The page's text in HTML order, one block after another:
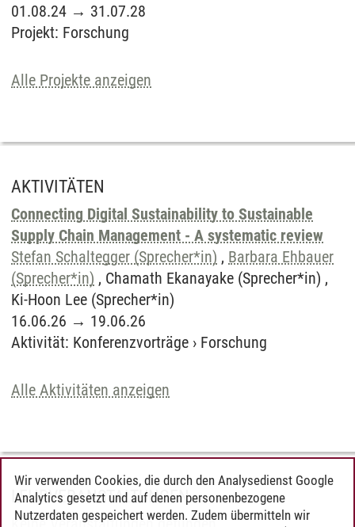
01.08.24 → 31.07.28
Projekt: Forschung
Alle Projekte anzeigen
AKTIVITÄTEN
Connecting Digital Sustainability to Sustainable
Supply Chain Management - A systematic review
Stefan Schaltegger (Sprecher*in) , Barbara Ehbauer
(Sprecher*in) , Chamath Ekanayake (Sprecher*in) ,
Ki-Hoon Lee (Sprecher*in)
16.06.26 → 19.06.26
Aktivität: Konferenzvorträge › Forschung
Alle Aktivitäten anzeigen
LEHRVERANSTALTUNGEN
Wir verwenden Cookies, die durch den Analysedienst Google
Analytics gesetzt und auf denen personenbezogene
Nutzerdaten gespeichert werden. Zudem übermitteln wir